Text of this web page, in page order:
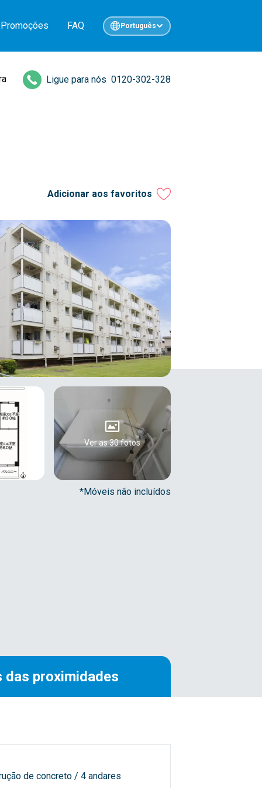
Promoções FAQ Português
Ligue para nós 0120-302-328
Adicionar aos favoritos
Ver as 30 fotos
*Móveis não incluídos
proximidades
de concreto / 4 andares